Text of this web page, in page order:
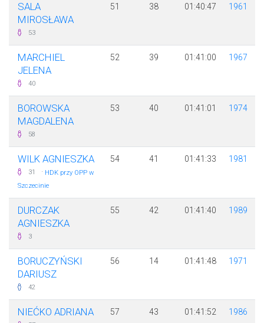
SALA
MIROSŁAWA
53
51 38 01:40:47 1961
MARCHIEL
JELENA
40
52 39 01:41:00 1967
BOROWSKA
MAGDALENA
58
53 40 01:41:01 1974
WILK AGNIESZKA
31 · HDK przy OPP w
Szczecinie
54 41 01:41:33 1981
DURCZAK
AGNIESZKA
3
55 42 01:41:40 1989
BORUCZYŃSKI
DARIUSZ
42
56 14 01:41:48 1971
NIEĆKO ADRIANA 57 43 01:41:52 1986